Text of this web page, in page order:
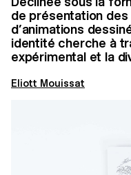
de présentation
d’animations
identité cherche à
expérimental et la
Eliott Mouissat